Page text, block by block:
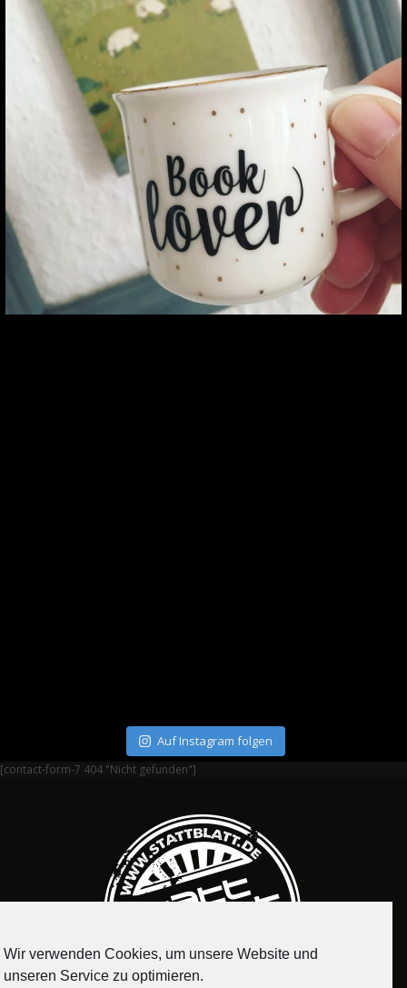
Auf Instagram folgen
[contact-form-7 404 "Nicht gefunden"]
Wir verwenden Cookies, um unsere Website und
unseren Service zu optimieren.